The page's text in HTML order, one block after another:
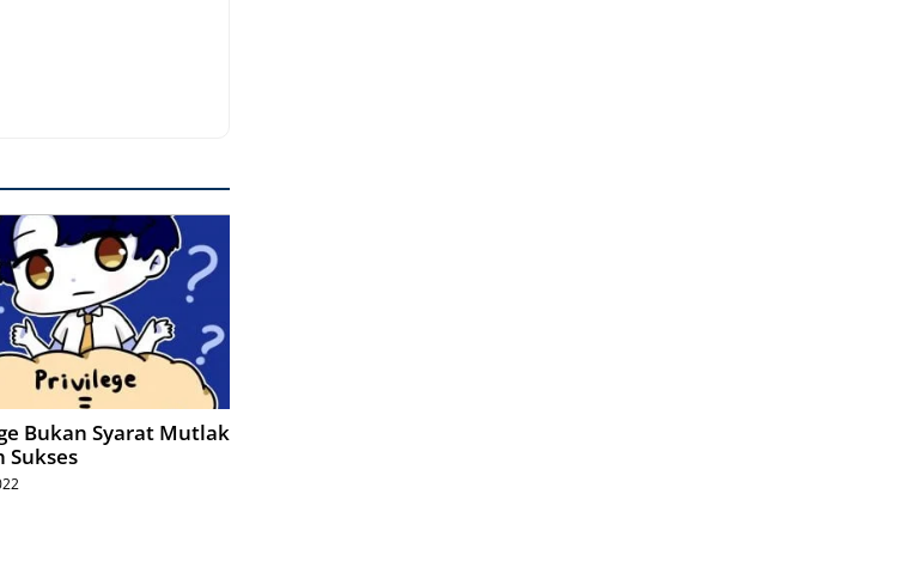
Bukan Syarat Mutlak
Sukses